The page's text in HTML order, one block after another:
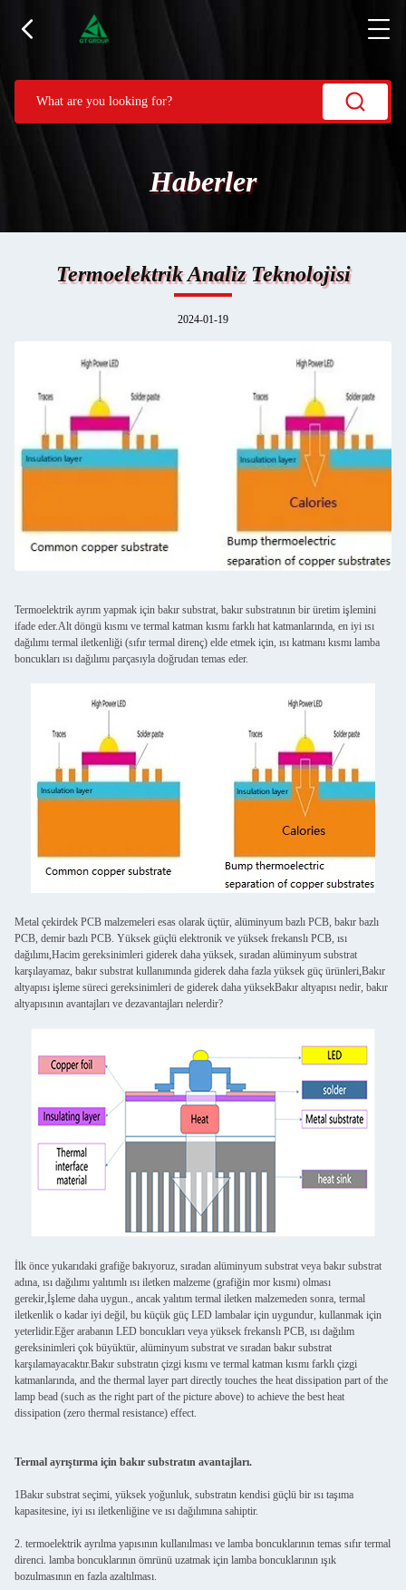
Haberler
Termoelektrik Analiz Teknolojisi
2024-01-19
Termoelektrik ayrım yapmak için bakır substrat, bakır substratının bir üretim işlemini
ifade eder.Alt döngü kısmı ve termal katman kısmı farklı hat katmanlarında, en iyi ısı
dağılımı termal iletkenliği (sıfır termal direnç) elde etmek için, ısı katmanı kısmı lamba
boncukları ısı dağılımı parçasıyla doğrudan temas eder.
Metal çekirdek PCB malzemeleri esas olarak üçtür, alüminyum bazlı PCB, bakır bazlı
PCB, demir bazlı PCB. Yüksek güçlü elektronik ve yüksek frekanslı PCB, ısı
dağılımı,Hacim gereksinimleri giderek daha yüksek, sıradan alüminyum substrat
karşılayamaz, bakır substrat kullanımında giderek daha fazla yüksek güç ürünleri,Bakır
altyapısı işleme süreci gereksinimleri de giderek daha yüksekBakır altyapısı nedir, bakır
altyapısının avantajları ve dezavantajları nelerdir?
İlk önce yukarıdaki grafiğe bakıyoruz, sıradan alüminyum substrat veya bakır substrat
adına, ısı dağılımı yalıtımlı ısı iletken malzeme (grafiğin mor kısmı) olması
gerekir,İşleme daha uygun., ancak yalıtım termal iletken malzemeden sonra, termal
iletkenlik o kadar iyi değil, bu küçük güç LED lambalar için uygundur, kullanmak için
yeterlidir.Eğer arabanın LED boncukları veya yüksek frekanslı PCB, ısı dağılım
gereksinimleri çok büyüktür, alüminyum substrat ve sıradan bakır substrat
karşılamayacaktır.Bakır substratın çizgi kısmı ve termal katman kısmı farklı çizgi
katmanlarında, and the thermal layer part directly touches the heat dissipation part of the
lamp bead (such as the right part of the picture above) to achieve the best heat
dissipation (zero thermal resistance) effect.
Termal ayrıştırma için bakır substratın avantajları.
1Bakır substrat seçimi, yüksek yoğunluk, substratın kendisi güçlü bir ısı taşıma
kapasitesine, iyi ısı iletkenliğine ve ısı dağılımına sahiptir.
2. termoelektrik ayrılma yapısının kullanılması ve lamba boncuklarının temas sıfır termal
direnci. lamba boncuklarının ömrünü uzatmak için lamba boncuklarının ışık
bozulmasının en fazla azaltılması.